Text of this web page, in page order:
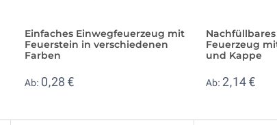
Einfaches Einwegfeuerzeug mit
Feuerstein in verschiedenen
Farben
Ab: 0,28 €
Feuerzeug
und Kappe
Ab: 2,14 €